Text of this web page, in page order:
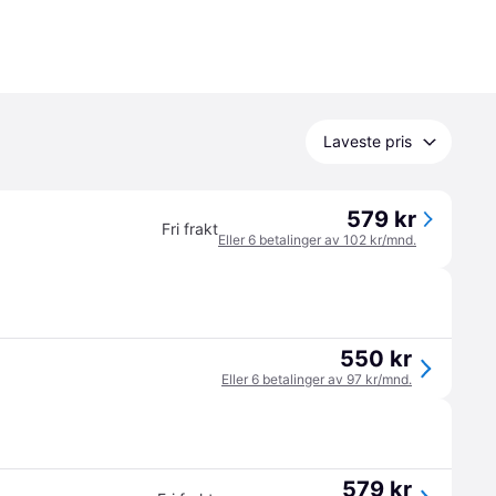
Laveste pris
Fri frakt 579 kr
Eller 6 betalinger av 102 kr/mnd.
550 kr
Eller 6 betalinger av 97 kr/mnd.
579 kr